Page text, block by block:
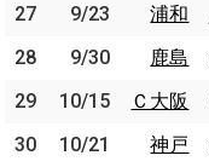
27
9/23 浦和
28
9/30 鹿島
29
10/15 Ｃ大阪
30
10/21 神戸
27
9/23
浦和
28
9/30
鹿島
29
10/15
Ｃ大阪
30
10/21 神戸